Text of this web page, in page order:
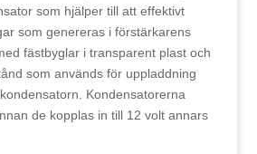
som hjälper till att effektivt
som genereras i förstärkarens
fästbyglar i transparent plast och
som används för uppladdning
Kondensatorerna
de kopplas in till 12 volt annars